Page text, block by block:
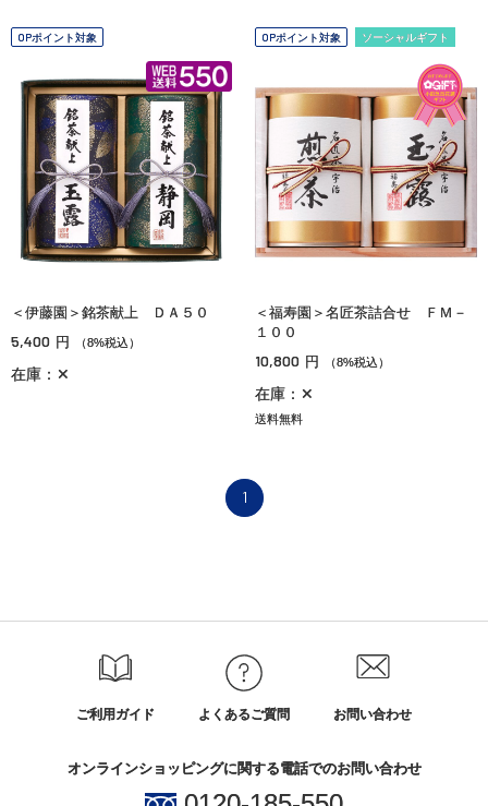
OPポイント対象
＜伊藤園＞銘茶献上 ＤＡ５０
5,400 円 （8%税込）
在庫：✕
OPポイント対象 ソーシャルギフト
＜福寿園＞名匠茶詰合せ ＦＭ－
１００
10,800 円 （8%税込）
在庫：✕
送料無料
1
ご利用ガイド よくあるご質問 お問い合わせ
オンラインショッピングに関する電話でのお問い合わせ